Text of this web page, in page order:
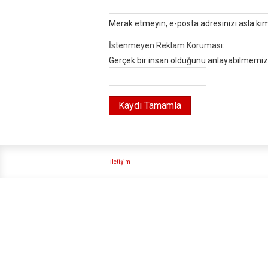
Merak etmeyin, e-posta adresinizi asla
İstenmeyen Reklam Koruması:
Gerçek bir insan olduğunu
İletişim